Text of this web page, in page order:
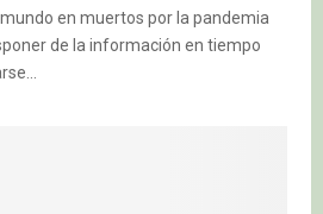
en muertos por la pandemia
de la información en tiempo